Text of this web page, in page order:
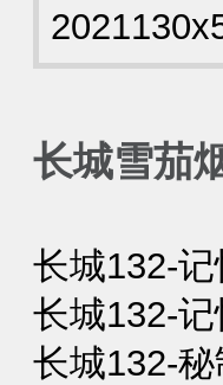
长城雪茄
长城132-
长城132-
长城132-